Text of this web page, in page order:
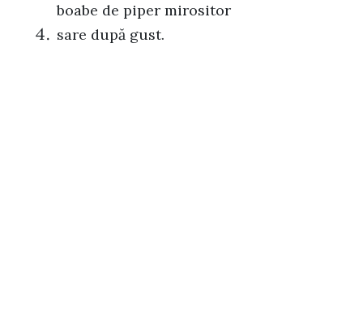
boabe de piper mirositor
sare după gust.